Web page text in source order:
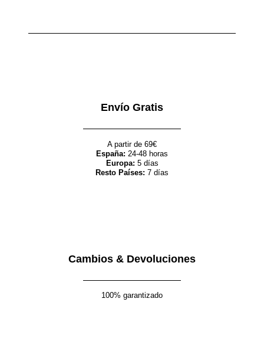
Envío Gratis
A partir de 69€
España: 24-48 horas
Europa: 5 días
Resto Países: 7 días
Cambios & Devoluciones
100% garantizado